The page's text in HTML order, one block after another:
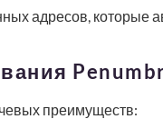
адресов, которые
преимуществ: